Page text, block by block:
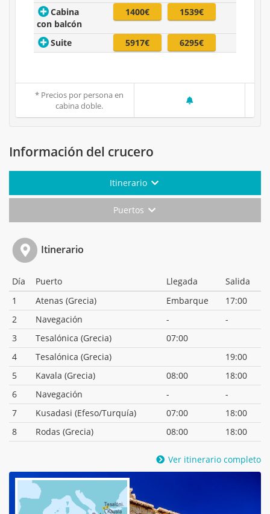
Cabina
con balcón
1400€ 1539€
Suite 5917€ 6295€
* Precios por persona en
cabina doble.
Información del crucero
Itinerario
Puertos
Itinerario
Día Puerto Llegada
Salida
1
Atenas (Grecia) Embarque
17:00
2
Navegación -
-
3
Tesalónica (Grecia)
07:00
4
Tesalónica (Grecia)
19:00
5
Kavala (Grecia) 08:00
18:00
6
Navegación -
-
7
Kusadasi (Efeso/Turquía) 07:00
18:00
8
Rodas (Grecia) 08:00 18:00
Ver itinerario completo